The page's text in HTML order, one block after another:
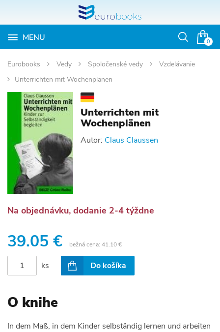
0
MENU
Otvoriť
Eurobooks Vedy Spoločenské vedy
Vzdelávanie
Unterrichten mit Wochenplänen
Unterrichten mit
Wochenplänen
Autor: Claus Claussen
Na objednávku, dodanie 2-4 týždne
39.05 € bežná cena: 41.10 €
ks Do košíka
O knihe
In dem Maß, in dem Kinder selbständig lernen und arbeiten